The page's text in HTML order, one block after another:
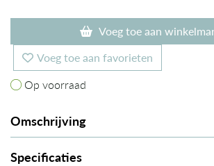
Voeg toe aan
Voeg toe aan favorieten
Op voorraad
Op voorraad
Omschrijving
Specificaties